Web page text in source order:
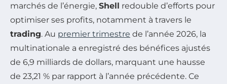
marchés de l’énergie, Shell redouble d’efforts pour
optimiser ses profits, notamment à travers le
trading. Au premier trimestre de l’année 2026, la
multinationale a enregistré des bénéfices ajustés
de 6,9 milliards de dollars, marquant une hausse
de 23,21 % par rapport à l’année précédente. Ce